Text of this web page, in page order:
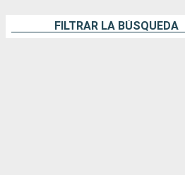
FILTRAR LA BÚSQUEDA